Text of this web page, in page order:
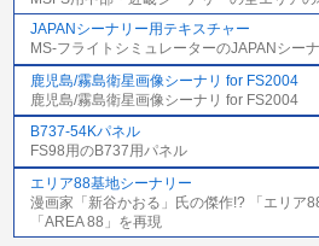
JAPANシーナリー用テキスチャー
MS-フライトシミュレーターのJAPANシー
鹿児島/霧島衛星画像シーナリ for FS2004
鹿児島/霧島衛星画像シーナリ for FS2004
B737-54Kパネル
FS98用のB737用パネル
エリア88基地シーナリー
漫画家「新谷かおる」氏の傑作!? 「エリア
「AREA 88」を再現